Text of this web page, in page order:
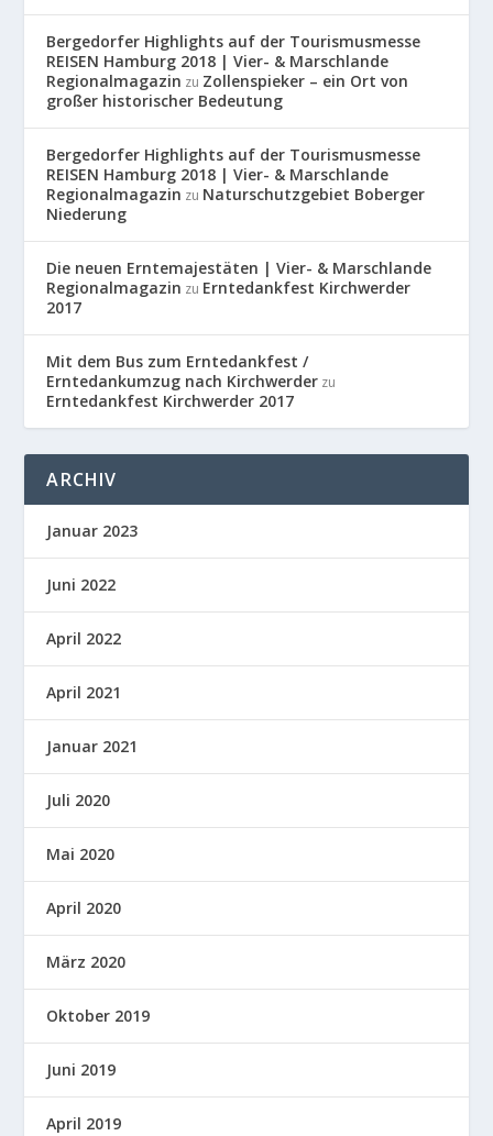
Bergedorfer Highlights auf der Tourismusmesse
REISEN Hamburg 2018 | Vier- & Marschlande
Regionalmagazin zu Zollenspieker – ein Ort von
großer historischer Bedeutung
Bergedorfer Highlights auf der Tourismusmesse
REISEN Hamburg 2018 | Vier- & Marschlande
Regionalmagazin zu Naturschutzgebiet Boberger
Niederung
Die neuen Erntemajestäten | Vier- & Marschlande
Regionalmagazin zu Erntedankfest Kirchwerder
2017
Mit dem Bus zum Erntedankfest /
Erntedankumzug nach Kirchwerder zu
Erntedankfest Kirchwerder 2017
ARCHIV
Januar 2023
Juni 2022
April 2022
April 2021
Januar 2021
Juli 2020
Mai 2020
April 2020
März 2020
Oktober 2019
Juni 2019
April 2019